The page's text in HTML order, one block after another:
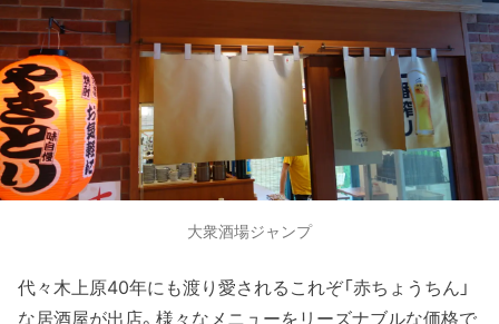
大衆酒場ジャンプ
代々木上原40年にも渡り愛されるこれぞ「赤ちょうちん」
な居酒屋が出店。様々なメニューをリーズナブルな価格で